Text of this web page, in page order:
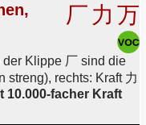
厂 力 万
der Klippe 厂 sind die
streng), rechts: Kraft 力
10.000-facher Kraft